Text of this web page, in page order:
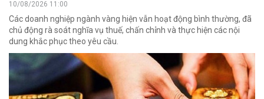
10/08/2026 11:00
Các doanh nghiệp ngành vàng hiện vẫn hoạt động bình thường, đã
chủ động rà soát nghĩa vụ thuế, chấn chỉnh và thực hiện các nội
dung khắc phục theo yêu cầu.